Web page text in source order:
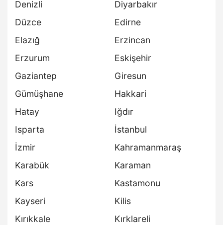
Denizli
Diyarbakır
Düzce
Edirne
Elazığ
Erzincan
Erzurum
Eskişehir
Gaziantep
Giresun
Gümüşhane
Hakkari
Hatay
Iğdır
Isparta
İstanbul
İzmir
Kahramanmaraş
Karabük
Karaman
Kars
Kastamonu
Kayseri
Kilis
Kırıkkale
Kırklareli